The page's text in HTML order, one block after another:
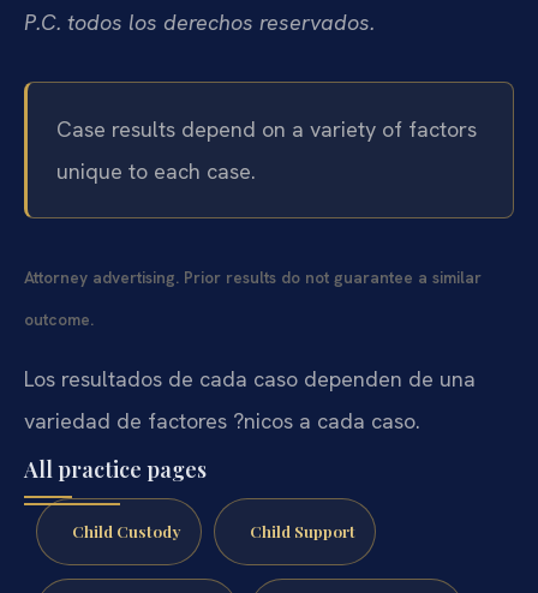
P.C. todos los derechos reservados.
Case results depend on a variety of factors
unique to each case.
Attorney advertising. Prior results do not guarantee a similar
outcome.
Los resultados de cada caso dependen de una
variedad de factores ?nicos a cada caso.
All practice pages
Child Custody Child Support